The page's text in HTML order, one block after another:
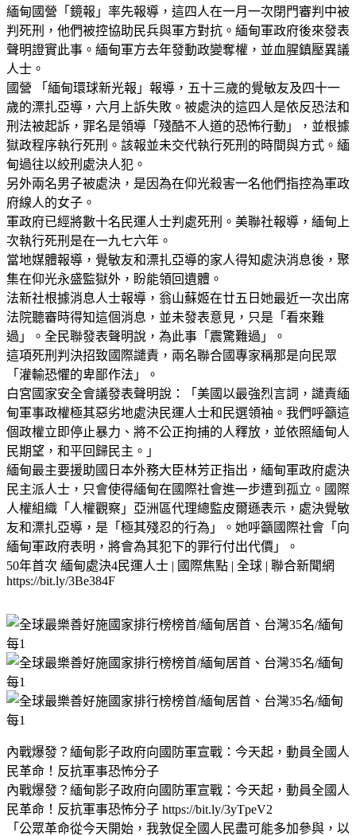
緬甸國營「鏡報」率先報導，這四人在一月一次閉門審判中被
判死刑，他們被控協助民兵與軍方對抗。緬甸軍政府後來發表
聲明證實此事。緬甸軍方去年發動政變奪權，並血腥鎮壓異議
人士。
國營 「緬甸環球新光報」報導，五十三歲的覺敏友及四十一
歲的漂扎亞導，六月上訴失敗。被處決的這四人是依反恐法和
刑法被起訴，罪名是領導「殘酷不人道的恐怖行動」，並根據
獄政程序執行死刑。該報並未交代執行死刑的時間與方式。緬
甸過往以絞刑處決人犯。
另外兩名男子被處決，是因為在仰光殺害一名他們指控為軍政
府線人的女子。
軍政府已經將數十名民運人士判處死刑。美聯社報導，緬甸上
次執行死刑是在一九七六年。
當地媒體報導，覺敏友和漂扎亞導的家人得知處決消息後，聚
集在仰光永盛監獄外，盼能領回遺體。
法新社根據消息人士報導，翁山蘇姬在廿五日她最近一次出席
法院聽審時得知這個消息，並未發表意見，只是「看來難
過」。全民聯發表聲明說，為此事「震驚難過」。
這項死刑判決招致國際譴責，兩名聯合國專家稱那是向民眾
「灌輸恐懼的卑鄙作法」。
白宮國家安全會議發表聲明說：「美國以最強烈言詞，譴責緬
甸軍事政權極其惡劣地處決民運人士和民選領袖。我們呼籲這
個政權立即停止暴力、將不公正拘捕的人釋放，並依照緬甸人
民期望，和平回歸民主。」
緬甸最主要援助國日本外務大臣林芳正指出，緬甸軍政府處決
民主派人士，只會使得緬甸在國際社會進一步遭到孤立。國際
人權組織「人權觀察」亞洲區代理總監皮爾遜表示，處決覺敏
友和漂扎亞導，是「極其殘忍的行為」。她呼籲國際社會「向
緬甸軍政府表明，將會為其犯下的罪行付出代價」。
50年首次 緬甸處決4民運人士 | 國際焦點 | 全球 | 聯合新聞網
https://bit.ly/3Be384F
內戰爆發？緬甸影子政府向國防軍宣戰：今天起，動員全國人
民革命！反抗軍事恐怖分子
內戰爆發？緬甸影子政府向國防軍宣戰：今天起，動員全國人
民革命！反抗軍事恐怖分子 https://bit.ly/3yTpeV2
「公眾革命從今天開始，我敦促全國人民盡可能多加參與，以